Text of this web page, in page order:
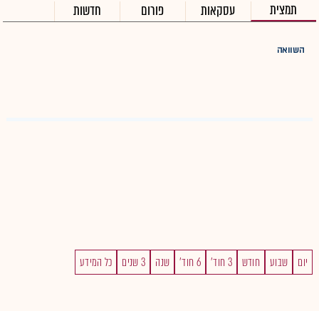
תמצית עסקאות פורום חדשות
השוואה
יום שבוע חודש 3 חוד' 6 חוד' שנה 3 שנים כל המידע